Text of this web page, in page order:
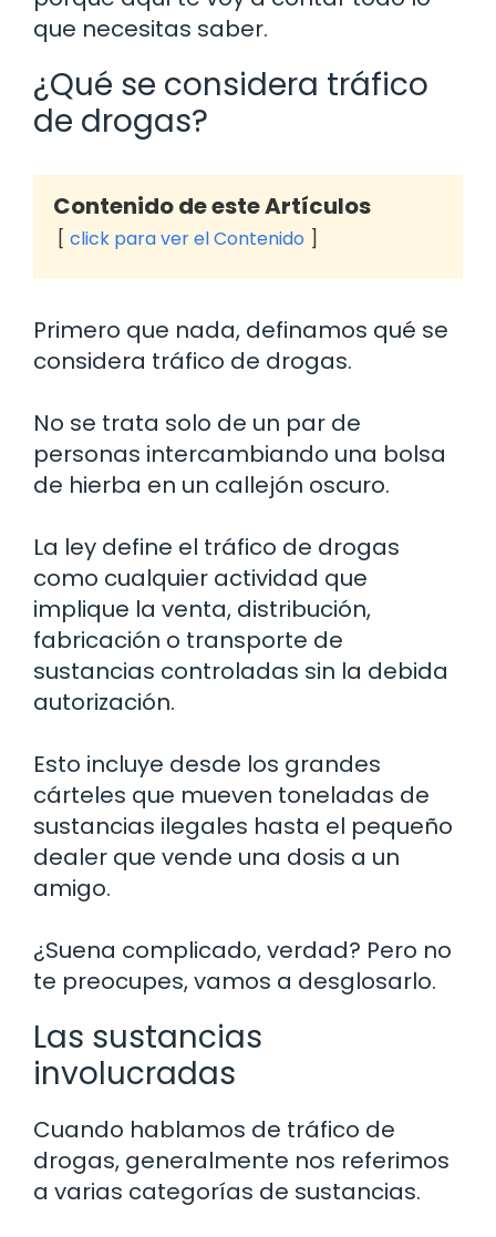
que necesitas saber.
¿Qué se considera tráfico
de drogas?
Contenido de este Artículos
click para ver el Contenido
Primero que nada, definamos qué se
considera tráfico de drogas.
No se trata solo de un par de
personas intercambiando una bolsa
de hierba en un callejón oscuro.
La ley define el tráfico de drogas
como cualquier actividad que
implique la venta, distribución,
fabricación o transporte de
sustancias controladas sin la debida
autorización.
Esto incluye desde los grandes
cárteles que mueven toneladas de
sustancias ilegales hasta el pequeño
dealer que vende una dosis a un
amigo.
¿Suena complicado, verdad? Pero no
te preocupes, vamos a desglosarlo.
Las sustancias
involucradas
Cuando hablamos de tráfico de
drogas, generalmente nos referimos
a varias categorías de sustancias.